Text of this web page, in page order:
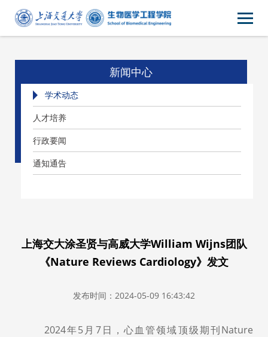
新闻中心
学术动态
人才培养
行政要闻
通知通告
上海交大涂圣贤与高威大学William Wijns团队
《Nature Reviews Cardiology》发文
发布时间：2024-05-09 16:43:42
2024年5 月 7日，心血管领域顶级期刊Nature